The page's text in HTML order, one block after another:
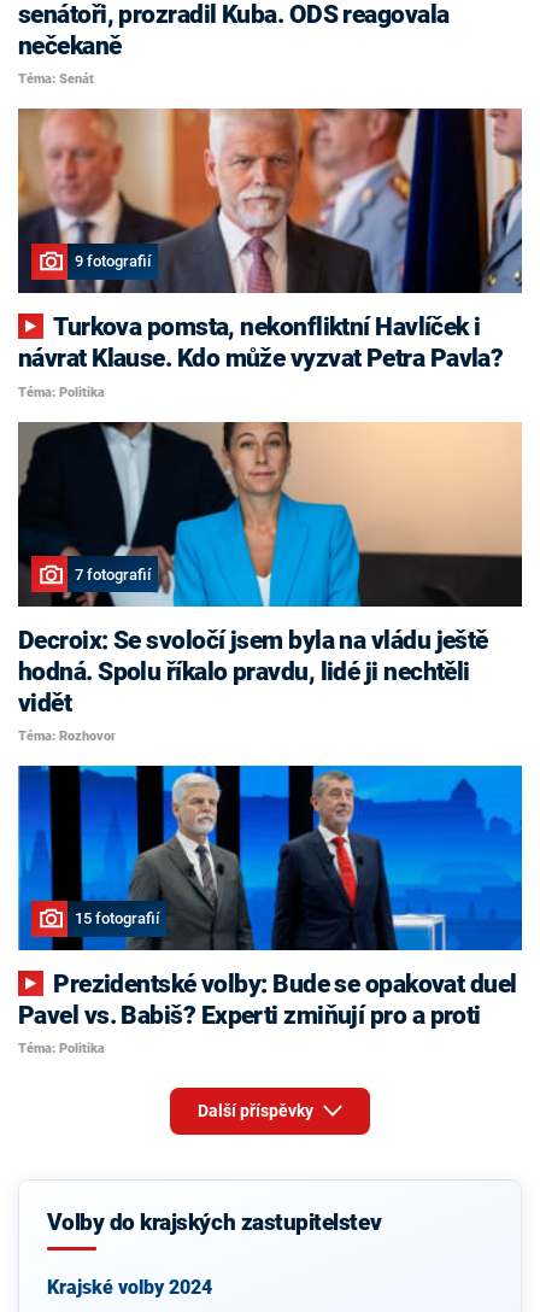
senátoři, prozradil Kuba. ODS reagovala
nečekaně
Téma: Senát
9 fotografií
Turkova pomsta, nekonfliktní Havlíček i
návrat Klause. Kdo může vyzvat Petra Pavla?
Téma: Politika
7 fotografií
Decroix: Se svoločí jsem byla na vládu ještě
hodná. Spolu říkalo pravdu, lidé ji nechtěli
vidět
Téma: Rozhovor
15 fotografií
Pavel vs. Babiš? Experti zmiňují pro a proti
Téma: Politika
Další příspěvky
Volby do krajských zastupitelstev
Krajské volby 2024